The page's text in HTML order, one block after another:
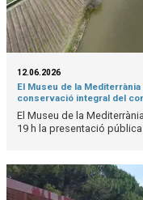
12.06.2026
El Museu de la
conservació integral del
El Museu de la
19 h la presentació